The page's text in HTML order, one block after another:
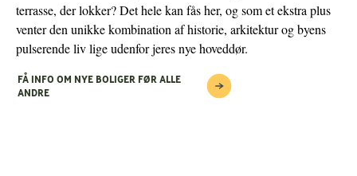
terrasse, der lokker? Det hele kan fås her, og som et ekstra plus
venter den unikke kombination af historie, arkitektur og byens
pulserende liv lige udenfor jeres nye hoveddør.
FÅ INFO OM NYE BOLIGER FØR ALLE
ANDRE